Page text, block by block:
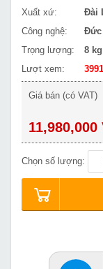
Xuất xứ:
Đài
Công nghệ:
Đức
Trọng lượng:
8 kg
Lượt xem:
3991
Giá bán (có VAT)
11,980,000
Chọn số lượng: